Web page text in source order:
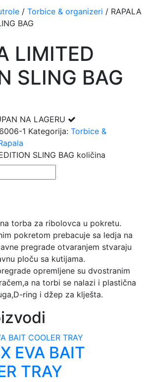
/ Torbice & organizeri / RAPALA
BAG
LIMITED
SLING BAG
NA LAGERU
1 Kategorija: Torbice &
SLING BAG količina
torba za ribolovca u pokretu.
pokretom prebacuje sa ledja na
pregrade otvaranjem stvaraju
ploču sa kutijama.
opremljene su dvostranim
na torbi se nalazi i plastična
ring i džep za klješta.
EVA BAIT
TRAY